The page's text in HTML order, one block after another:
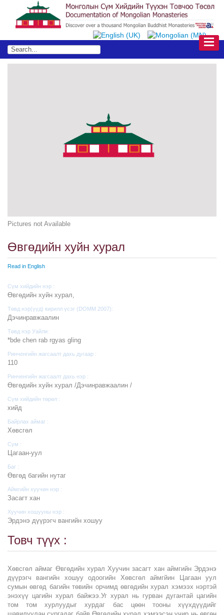
Pictures not Available
Өвгөдийн хуйн хурал
Read in English
Сүм хийдийн нэр :
Өвгөдийн хуйн хурал,
Төвд нэр(үүд) кирилл үсэг (DOMM 2007):
Дэчинравжаалин
Төвд нэр Уайли:
*bde chen rab rgyas gling
Ринченгийн жагсаалт дахь дугаар :
110
Ринченгийн жагсаалт дахь нэр :
Өвгөдийн хуйн хурал /Дэчинравжаалин /
Сүм хийдийн төрөл :
хийд
Байрлах аймаг :
Хөвсгөл
Сум :
Цагаан-уул
Баг :
Өвгөд багийн нутаг
Аймгийн хуучин нэр :
Засагт хан
Хуучин хошууны нэр :
Эрдэнэ дүүрэгч вангийн хошуу
Товч түүх :
Хөвсгөл аймаг Өвгөдийн хурал Хуучин засагт хан аймгийн Эрдэнэ
дүүрэгч вангийн хошуу одоогийн Хөвсгөл аймгйин Цагаан уул
сумын өвгөд багийн төвийн орчимд өвгөдийн хурал хэмээх нэртэй
энэхүү цагийн хурал байжээ.Уг хурал нь гурван дугантай цагийн
том том хурлуудыг хурдаг бас цөөн тооны хүүхдүүдийг